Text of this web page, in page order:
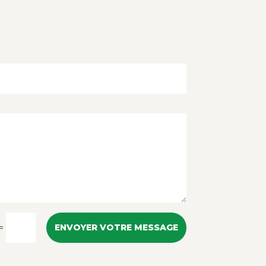
ENVOYER VOTRE MESSAGE